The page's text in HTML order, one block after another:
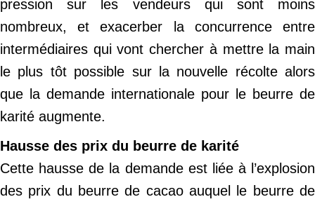
pression sur les vendeurs qui sont moins
nombreux, et exacerber la concurrence entre
intermédiaires qui vont chercher à mettre la main
le plus tôt possible sur la nouvelle récolte alors
que la demande internationale pour le beurre de
karité augmente.
Hausse des prix du beurre de karité
Cette hausse de la demande est liée à l’explosion
des prix du beurre de cacao auquel le beurre de